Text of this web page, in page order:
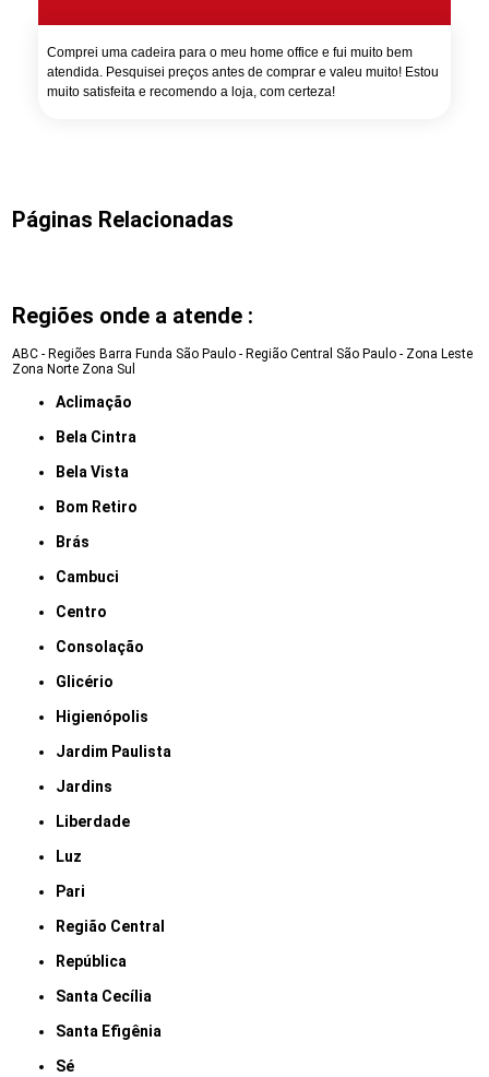
Comprei uma cadeira para o meu home office e fui muito bem
atendida. Pesquisei preços antes de comprar e valeu muito! Estou
muito satisfeita e recomendo a loja, com certeza!
Páginas Relacionadas
Regiões onde a atende :
ABC - Regiões Barra Funda São Paulo - Região Central São Paulo - Zona Leste
Zona Norte Zona Sul
Aclimação
Bela Cintra
Bela Vista
Bom Retiro
Brás
Cambuci
Centro
Consolação
Glicério
Higienópolis
Jardim Paulista
Jardins
Liberdade
Luz
Pari
Região Central
República
Santa Cecília
Santa Efigênia
Sé